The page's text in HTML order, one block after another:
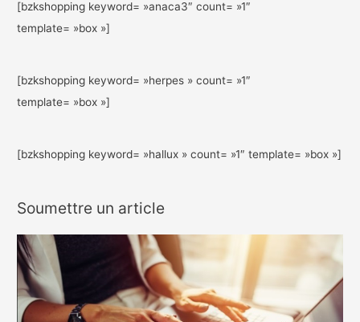
[bzkshopping keyword= »anaca3″ count= »1″
template= »box »]
[bzkshopping keyword= »herpes » count= »1″
template= »box »]
[bzkshopping keyword= »hallux » count= »1″ template= »box »]
Soumettre un article